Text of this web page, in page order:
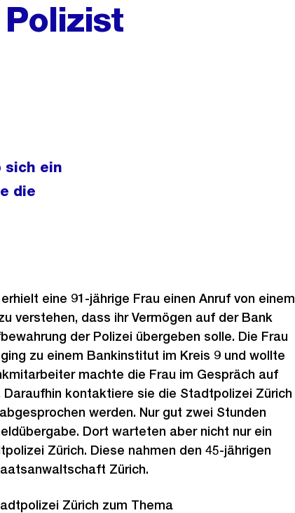
sich ein
die
eine 91-jährige Frau einen Anruf von einem
verstehen, dass ihr Vermögen auf der Bank
der Polizei übergeben solle. Die Frau
zu einem Bankinstitut im Kreis 9 und wollte
machte die Frau im Gespräch auf
kontaktiere sie die Stadtpolizei Zürich
werden. Nur gut zwei Stunden
Dort warteten aber nicht nur ein
Zürich. Diese nahmen den 45-jährigen
Zürich.
Zürich zum Thema